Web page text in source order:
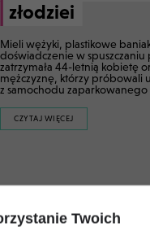
złodziei
Mieli wężyki, plastikowe
doświadczenie w spuszczaniu
zatrzymała 44-letnią kobietę
mężczyznę, którzy próbowali
z samochodu zaparkowanego
CZYTAJ WIĘCEJ
Twoich